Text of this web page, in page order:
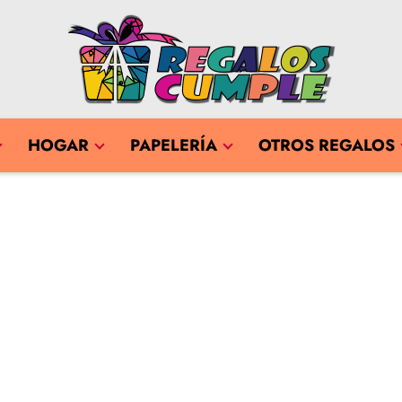
HOGAR PAPELERÍA OTROS REGALOS